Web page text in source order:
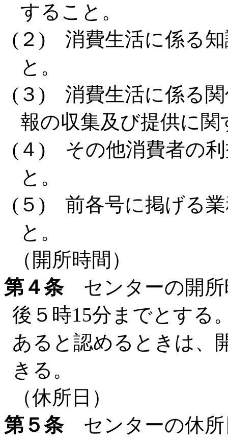
すること。
(２) 消費生活に係る知
と。
(３) 消費生活に係る関
報の収集及び提供に関
(４) その他消費者の利
と。
(５) 前各号に掲げる業
と。
（開所時間）
第４条センターの開所
後５時15分までとする
あると認めるときは、
きる。
（休所日）
第５条センターの休所